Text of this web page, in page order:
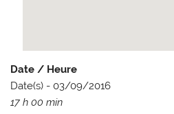
Date / Heure
Date(s) - 03/09/2016
17 h 00 min